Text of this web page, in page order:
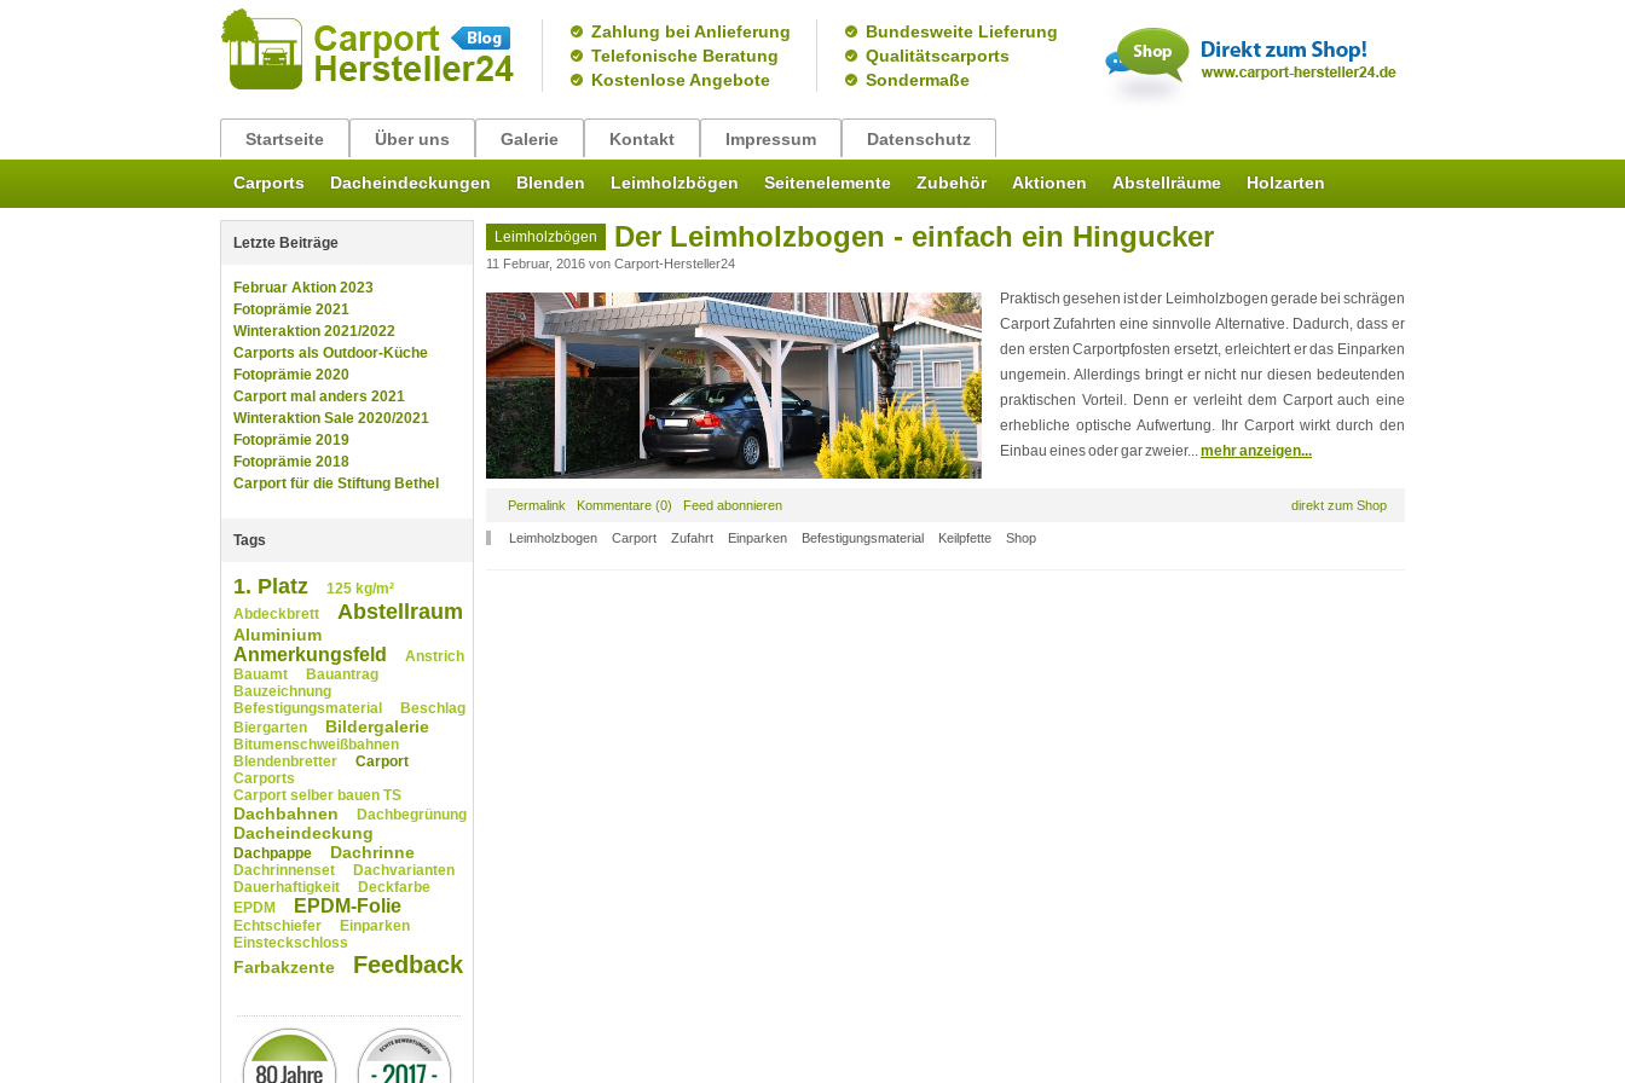
Zahlung bei Anlieferung
Telefonische Beratung
Kostenlose Angebote
Bundesweite Lieferung
Qualitätscarports
Sondermaße
Startseite Über uns Galerie Kontakt Impressum Datenschutz
Carports Dacheindeckungen Blenden Leimholzbögen Seitenelemente Zubehör Aktionen Abstellräume Holzarten
Letzte Beiträge
Februar Aktion 2023
Fotoprämie 2021
Winteraktion 2021/2022
Carports als Outdoor-Küche
Fotoprämie 2020
Carport mal anders 2021
Winteraktion Sale 2020/2021
Fotoprämie 2019
Fotoprämie 2018
Carport für die Stiftung Bethel
Tags
1. Platz
125 kg/m²
Abdeckbrett
Abstellraum
Aluminium
Anmerkungsfeld
Anstrich
Bauamt
Bauantrag
Bauzeichnung
Befestigungsmaterial
Beschlag
Biergarten
Bildergalerie
Bitumenschweißbahnen
Blendenbretter
Carport
Carports
Carport selber bauen TS
Dachbahnen Dachbegrünung
Dacheindeckung
Dachpappe Dachrinne
Dachrinnenset
Dachvarianten
Dauerhaftigkeit
Deckfarbe
EPDM
EPDM-Folie
Echtschiefer
Einparken
Einsteckschloss
Farbakzente Feedback
Leimholzbögen Der Leimholzbogen - einfach ein Hingucker
11 Februar, 2016 von Carport-Hersteller24
Praktisch gesehen ist der Leimholzbogen gerade bei schrägen
Carport Zufahrten eine sinnvolle Alternative. Dadurch, dass er
den ersten Carportpfosten ersetzt, erleichtert er das Einparken
ungemein. Allerdings bringt er nicht nur diesen bedeutenden
praktischen Vorteil. Denn er verleiht dem Carport auch eine
erhebliche optische Aufwertung. Ihr Carport wirkt durch den
Einbau eines oder gar zweier...mehr anzeigen...
Permalink Kommentare (0) Feed abonnieren direkt zum Shop
Leimholzbogen Carport Zufahrt Einparken Befestigungsmaterial Keilpfette Shop